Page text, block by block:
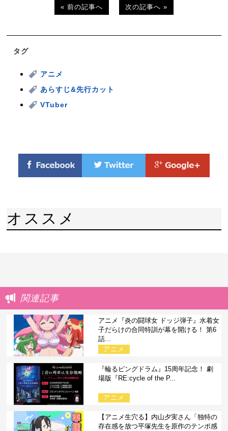
« 前の記事へ 次の記事へ »
タグ
アニメ
あらすじ&先行カット
VTuber
オススメ
関連記事
アニメ『炎の闘球女 ドッジ弾子』水着女
子だらけの合同特訓が幕を開ける！ 第6
話...
アニメ
『輪るピングドラム』15周年記念！ 劇
場版『RE:cycle of the P...
アニメ
【アニメ生穴る】内山夕実さん「独特の
存在感を放つ平塚先生を原作のテンポ感